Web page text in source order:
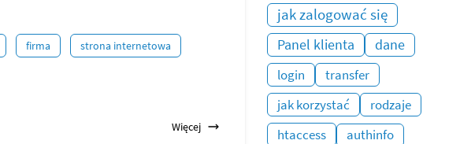
firma strona internetowa
Więcej
jak zalogować się
Panel klienta
dane
login
transfer
jak korzystać
rodzaje
htaccess
authinfo